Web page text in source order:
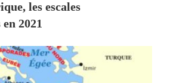
les escales
2021